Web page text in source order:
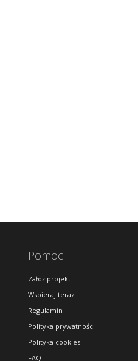
Pomoc
Załóż projekt
Wspieraj teraz
Regulamin
Polityka prywatności
Polityka cookies
FAQ